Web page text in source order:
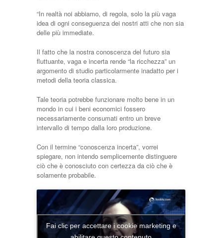
“In realtà noi abbiamo, di regola, solo la più vaga
idea di ogni conseguenza dei nostri atti che non sia
delle più immediate.
Il fatto che la nostra conoscenza del futuro sia
fluttuante, vaga e incerta rende “la ricchezza” un
argomento di studio particolarmente inadatto per i
metodi della teoria classica.
Tale teoria potrebbe funzionare molto bene in un
mondo in cui i beni economici fossero
necessariamente consumati entro un breve
intervallo di tempo dalla loro produzione.
Con il termine “conoscenza incerta”, vorrei
spiegare, non intendo semplicemente distinguere
ciò che è conosciuto con certezza da ciò che è
solamente probabile.
Fai clic per accettare i cookie marketing e